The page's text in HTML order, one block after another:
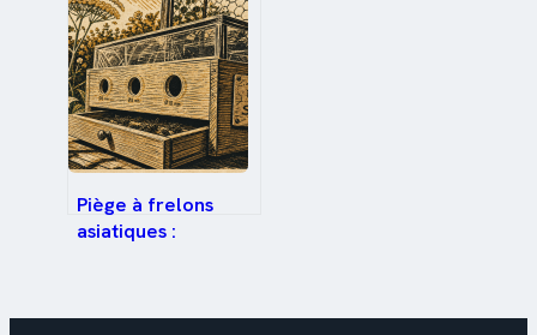
floraison jusqu’aux
gelées
Piège à frelons
asiatiques :